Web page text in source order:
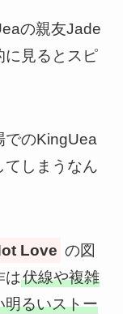
の親友Jade
に見るとスピ
でのKingUea
てしまうなん
Love の図
は伏線や複雑
明るいストー